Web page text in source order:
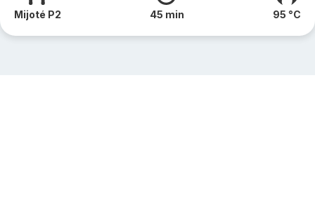
Mijoté P2 45 min 95 °C